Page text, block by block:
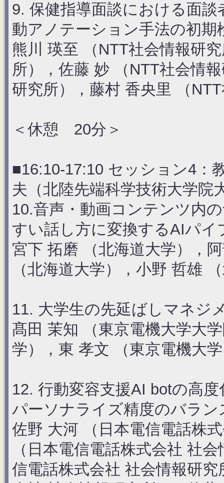
9. 保健指導面談における面
動アノテーション手法の初期
熊川 瑛至 （NTT社会情報研
所），佐藤 妙 （NTT社会情
研究所），藤村 香央里 （
＜休憩 20分＞
■16:10-17:10 セッション4
夫（北陸先端科学技術大学院
10.音声・動画コンテンツ内
すい話し方に変換するAIパイ
宮下 拓磨 （北海道大学），
（北海道大学），小野 哲雄
11. 大学生の先延ばしマネジ
髙田 茉知 （東京電機大学大
学），東 孝文 （東京電機大
12. 行動変容支援AI botの高
パーソナライズ精度のバラン
佐野 大河 （日本電信電話株
（日本電信電話株式会社 社
信電話株式会社 社会情報研